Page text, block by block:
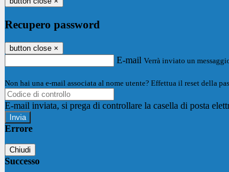
Recupero password
button close ×
E-mail Verrà inviato un
Non hai una e-mail associata al nome utente? Effettua il reset della
E-mail inviata, si prega di controllare la casella di posta
Errore
Chiudi
Successo